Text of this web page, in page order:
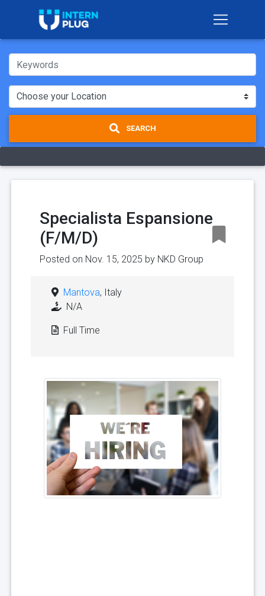
SEARCH
Specialista Espansione
(F/M/D)
Posted on Nov. 15, 2025 by NKD Group
Mantova, Italy
N/A
Full Time